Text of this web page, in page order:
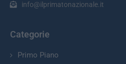
info@ilprimatonazionale.it
Categorie
Primo Piano